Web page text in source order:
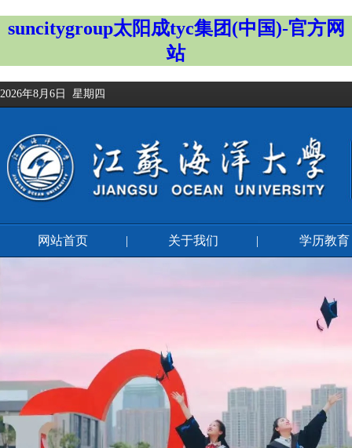
suncitygroup太阳成tyc集团(中国)-官方网
站
2026年8月6日 星期四
网站首页 | 关于我们 | 学历教育